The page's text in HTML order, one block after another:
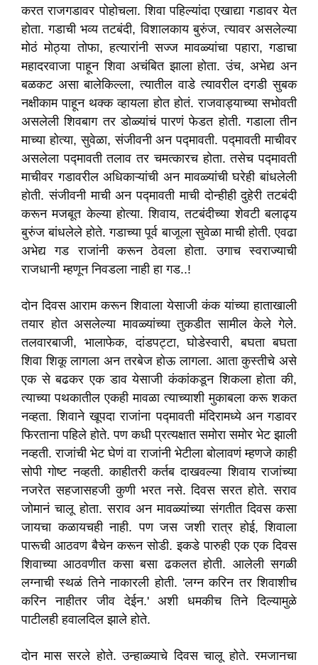
करत राजगडावर पोहोचला. शिवा पहिल्यांदा एखाद्या गडावर येत
होता. गडाची भव्य तटबंदी, विशालकाय बुरुंज, त्यावर असलेल्या
मोठं मोठ्या तोफा, हत्यारांनी सज्ज मावळ्यांचा पहारा, गडाचा
महादरवाजा पाहून शिवा अचंबित झाला होता. उंच, अभेद्य अन
बळकट असा बालेकिल्ला, त्यातील वाडे त्यावरील दगडी सुबक
नक्षीकाम पाहून थक्क व्हायला होत होतं. राजवाड्याच्या सभोवती
असलेली शिवबाग तर डोळ्यांचं पारणं फेडत होती. गडाला तीन
माच्या होत्या, सुवेळा, संजीवनी अन पद्मावती. पद्मावती माचीवर
असलेला पद्मावती तलाव तर चमत्कारच होता. तसेच पद्मावती
माचीवर गडावरील अधिकाऱ्यांची अन मावळ्यांची घरेही बांधलेली
होती. संजीवनी माची अन पद्मावती माची दोन्हीही दुहेरी तटबंदी
करून मजबूत केल्या होत्या. शिवाय, तटबंदीच्या शेवटी बलाढ्य
बुरुंज बांधलेले होते. गडाच्या पूर्व बाजूला सुवेळा माची होती. एवढा
अभेद्य गड राजांनी करून ठेवला होता. उगाच स्वराज्याची
राजधानी म्हणून निवडला नाही हा गड..!
दोन दिवस आराम करून शिवाला येसाजी कंक यांच्या हाताखाली
तयार होत असलेल्या मावळ्यांच्या तुकडीत सामील केले गेले.
तलवारबाजी, भालाफेक, दांडपट्टा, घोडेस्वारी, बघता बघता
शिवा शिकू लागला अन तरबेज होऊ लागला. आता कुस्तीचे असे
एक से बढकर एक डाव येसाजी कंकांकडून शिकला होता की,
त्याच्या पथकातील एकही मावळा त्याच्याशी मुकाबला करू शकत
नव्हता. शिवाने खूपदा राजांना पद्मावती मंदिरामध्ये अन गडावर
फिरताना पहिले होते. पण कधी प्रत्यक्षात समोरा समोर भेट झाली
नव्हती. राजांची भेट घेणं वा राजांनी भेटीला बोलावणं म्हणजे काही
सोपी गोष्ट नव्हती. काहीतरी कर्तब दाखवल्या शिवाय राजांच्या
नजरेत सहजासहजी कुणी भरत नसे. दिवस सरत होते. सराव
जोमानं चालू होता. सराव अन मावळ्यांच्या संगतीत दिवस कसा
जायचा कळायचही नाही. पण जस जशी रात्र होई, शिवाला
पारूची आठवण बैचेन करून सोडी. इकडे पारुही एक एक दिवस
शिवाच्या आठवणीत कसा बसा ढकलत होती. आलेली सगळी
लग्नाची स्थळं तिने नाकारली होती. 'लग्न करिन तर शिवाशीच
करिन नाहीतर जीव देईन.' अशी धमकीच तिने दिल्यामुळे
पाटीलही हवालदिल झाले होते.
दोन मास सरले होते. उन्हाळ्याचे दिवस चालू होते. रमजानचा